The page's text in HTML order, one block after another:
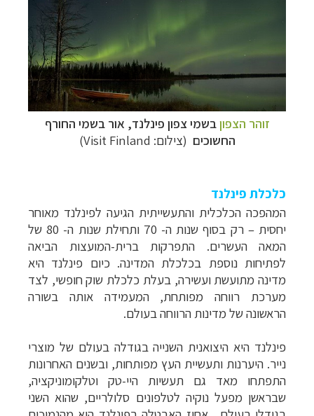
זוהר הצפוןבשמי צפון פינלנד, אור בשמי החורף
החשוכים (צילום: Visit Finland)
כלכלת פינלנד
המהפכה הכלכלית והתעשייתית הגיעה לפינלנד מאוחר
יחסית – רק בסוף שנות ה- 70 ותחילת שנות ה- 80 של
המאה העשרים. התפרקות ברית-המועצות הביאה
לפתיחות נוספת בכלכלת המדינה. כיום פינלנד היא
מדינה מתועשת ועשירה, בעלת כלכלת שוק חופשי, לצד
מערכת רווחה מפותחת, המעמידה אותה בשורה
הראשונה של מדינות הרווחה בעולם.
פינלנד היא היצואנית השנייה בגודלה בעולם של מוצרי
נייר. היערנות ותעשיית העץ מפותחות, ובשנים האחרונות
התפתחו מאד גם תעשיות היי-טק וטלקומוניקציה,
שבראשן מפעל נוקיה לטלפונים סלולריים, שהוא השני